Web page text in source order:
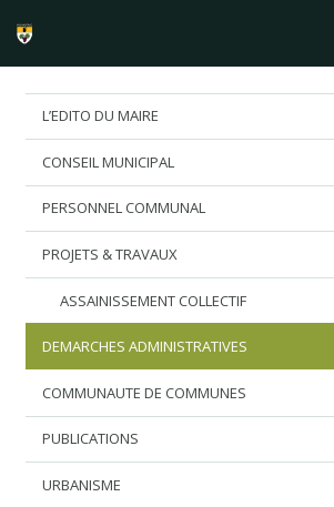
L’EDITO DU MAIRE
CONSEIL MUNICIPAL
PERSONNEL COMMUNAL
PROJETS & TRAVAUX
ASSAINISSEMENT COLLECTIF
DEMARCHES ADMINISTRATIVES
COMMUNAUTE DE COMMUNES
PUBLICATIONS
URBANISME